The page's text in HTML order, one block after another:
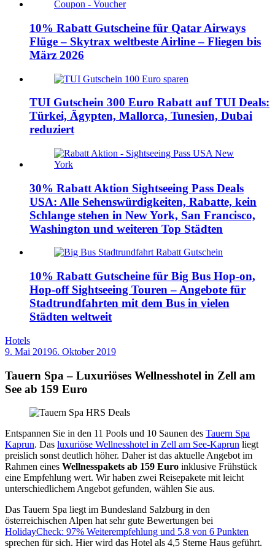
10% Rabatt Gutscheine für Qatar Airways
Flüge – Skytrax weltbeste Airline – Fliegen bis
März 2026
TUI Gutschein 300 Euro Rabatt auf TUI Deals:
Türkei, Ägypten, Mallorca, Tunesien, Dubai
reduziert
30% Rabatt Aktion Sightseeing Pass Deals
USA: Alle Sehenswürdigkeiten, Rabatte, kein
Schlange stehen in New York, San Francisco,
Washington und weiteren Top Städten
10% Rabatt Gutscheine für Big Bus Hop-on,
Hop-off Sightseeing Touren – Angebote für
Stadtrundfahrten mit dem Bus in vielen
Städten weltweit
Hotels
9. Mai 20196. Oktober 2019
Allan
Tauern Spa – Luxuriöses Wellnesshotel in Zell am
See ab 159 Euro
Entspannen Sie in den 11 Pools und 10 Saunen des Tauern Spa
Kaprun. Das luxuriöse Wellnesshotel in Zell am See-Kaprun liegt
preislich sonst deutlich höher. Daher ist das aktuelle Angebot im
Rahmen eines Wellnesspakets ab 159 Euro inklusive Frühstück
eine Empfehlung wert. Wir haben zwei Reisepakete mit leicht
unterschiedlichem Angebot gefunden, wählen Sie aus.
Das Tauern Spa liegt im Bundesland Salzburg in den
österreichischen Alpen hat sehr gute Bewertungen bei
HolidayCheck: 97% Weiterempfehlung und 5.8 von 6 Punkten
sprechen für sich. Hier wird das Hotel als 4,5 Sterne Haus geführt.